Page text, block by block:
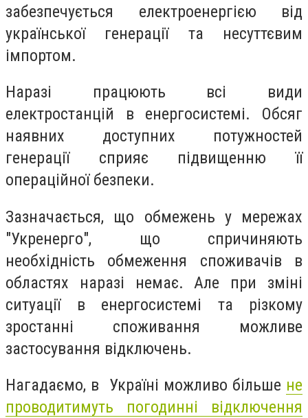
забезпечується електроенергією від
української генерації та несуттєвим
імпортом.
Наразі працюють всі види
електростанцій в енергосистемі. Обсяг
наявних доступних потужностей
генерації сприяє підвищенню її
операційної безпеки.
Зазначається, що обмежень у мережах
"Укренерго", що спричиняють
необхідність обмеження споживачів в
областях наразі немає. Але при зміні
ситуації в енергосистемі та різкому
зростанні споживання можливе
застосування відключень.
Нагадаємо, в Україні можливо більше не
проводитимуть погодинні відключення